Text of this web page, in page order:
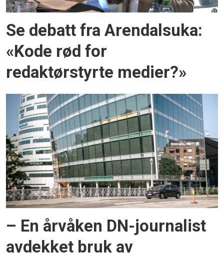
Se debatt fra Arendalsuka:
«Kode rød for
redaktørstyrte medier?»
– En årvåken DN-journalist
avdekket bruk av